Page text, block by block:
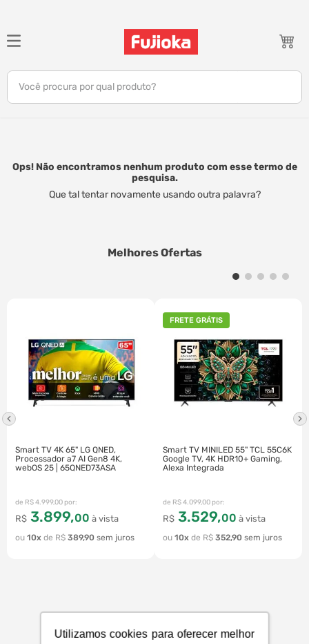
Utilizamos cookies para oferecer melhor
Você procura por qual produto?
Ops! Não encontramos nenhum produto com esse termo de
pesquisa.
Que tal tentar novamente usando outra palavra?
Melhores Ofertas
Smart TV 4K 65" LG QNED,
Processador a7 AI Gen8 4K,
webOS 25 | 65QNED73ASA
R$4.999,00
R$ 3.899,00 à vista
10 R$ 389,90
FRETE GRÁTIS
Smart TV MINILED 55" TCL 55C6K
Google TV, 4K HDR10+ Gaming,
Alexa Integrada
R$4.099,00
R$ 3.529,00 à vista
10 R$ 352,90
TERMOS MAIS BUSCADOS
1º
celular
5º
tablet
6º
impressora